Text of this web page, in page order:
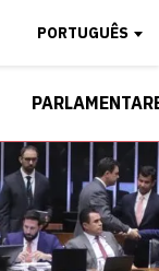
PORTUGUÊS